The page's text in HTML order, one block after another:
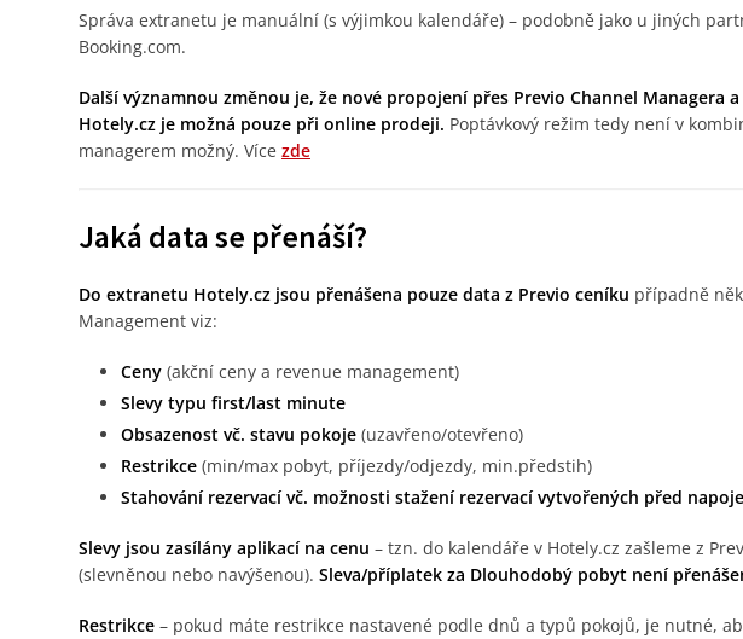
Správa extranetu je manuální (s výjimkou kalendáře) – podobně jako u jiných
Booking.com.
Další významnou změnou je, že nové propojení přes Previo Channel Managera
Hotely.cz je možná pouze při online prodeji. Poptávkový režim tedy není v
managerem možný. Více zde
Jaká data se přenáší?
Do extranetu Hotely.cz jsou přenášena pouze data z Previo ceníku případně
Management viz:
Ceny(akční ceny a revenue management)
Slevy typu first/last minute
Obsazenost vč. stavu pokoje (uzavřeno/otevřeno)
Restrikce(min/max pobyt, příjezdy/odjezdy, min.předstih)
Stahování rezervací vč. možnosti stažení rezervací vytvořených před
Slevy jsou zasílány aplikací na cenu – tzn. do kalendáře v Hotely.cz zašleme z
(slevněnou nebo navýšenou). Sleva/příplatek za Dlouhodobý pobyt není
Restrikce– pokud máte restrikce nastavené podle dnů a typů pokojů, je nutné,